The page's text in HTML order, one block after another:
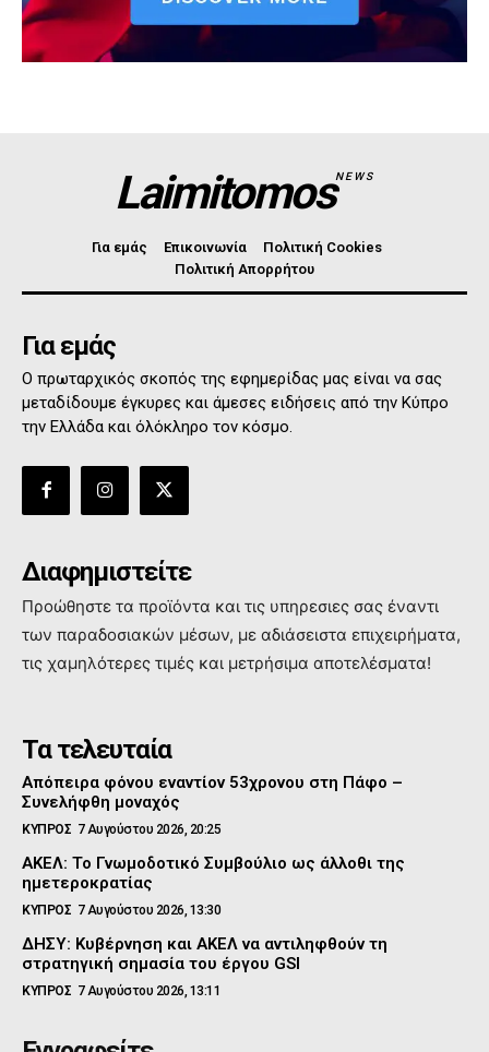
LaimitomosNEWS
Για εμάς Επικοινωνία
Πολιτική Cookies
Πολιτική Απορρήτου
Για εμάς
Ο πρωταρχικός σκοπός της εφημερίδας μας είναι να σας
μεταδίδουμε έγκυρες και άμεσες ειδήσεις από την Κύπρο
την Ελλάδα και όλόκληρο τον κόσμο.
Διαφημιστείτε
Προώθηστε τα προϊόντα και τις υπηρεσιες σας έναντι
των παραδοσιακών μέσων, με αδιάσειστα επιχειρήματα,
τις χαμηλότερες τιμές και μετρήσιμα αποτελέσματα!
Τα τελευταία
Απόπειρα φόνου εναντίον 53χρονου στη Πάφο –
Συνελήφθη μοναχός
ΚΥΠΡΟΣ 7 Αυγούστου 2026, 20:25
ΑΚΕΛ: Το Γνωμοδοτικό Συμβούλιο ως άλλοθι της
ημετεροκρατίας
ΚΥΠΡΟΣ 7 Αυγούστου 2026, 13:30
ΔΗΣΥ: Κυβέρνηση και ΑΚΕΛ να αντιληφθούν τη
στρατηγική σημασία του έργου GSI
ΚΥΠΡΟΣ 7 Αυγούστου 2026, 13:11